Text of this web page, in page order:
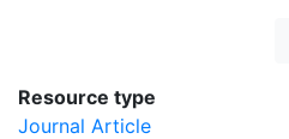
Resource type
Journal Article